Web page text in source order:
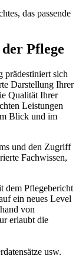
das passende
Pflege
prädestiniert sich
Darstellung Ihrer
Qualität Ihrer
Leistungen
Blick und im
und den Zugriff
Fachwissen,
dem Pflegebericht
ein neues Level
von
erlaubt die
usw.